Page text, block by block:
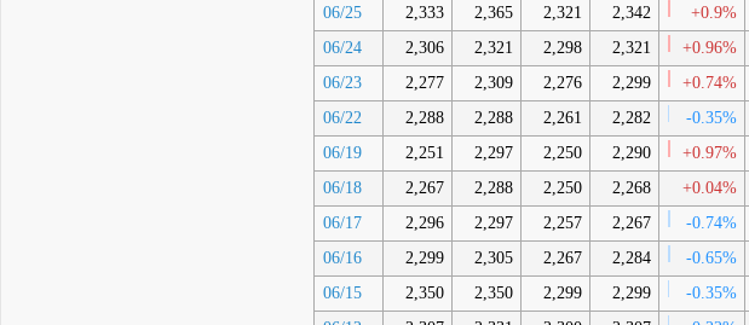
06/25
2,333 2,365 2,321 2,342 +0.9%
06/24
2,306 2,321 2,298 2,321 +0.96%
06/23
2,277 2,309 2,276 2,299 +0.74%
06/22
2,288 2,288 2,261 2,282 -0.35%
06/19
2,251 2,297 2,250 2,290 +0.97%
06/18
2,267 2,288 2,250 2,268 +0.04%
06/17
2,296 2,297 2,257 2,267 -0.74%
06/16
2,299 2,305 2,267 2,284 -0.65%
06/15
2,350 2,350 2,299 2,299 -0.35%